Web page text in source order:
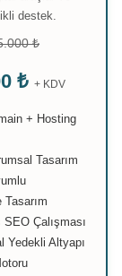
destek.
₺
₺ + KDV
+ Hosting
Tasarım
Tasarım
Çalışması
Yedekli Altyapı